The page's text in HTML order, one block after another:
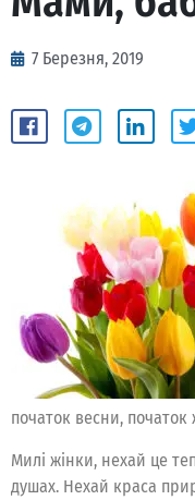
7 Березня, 2019
початок весни,
Милі жінки, нехай це
душах. Нехай краса